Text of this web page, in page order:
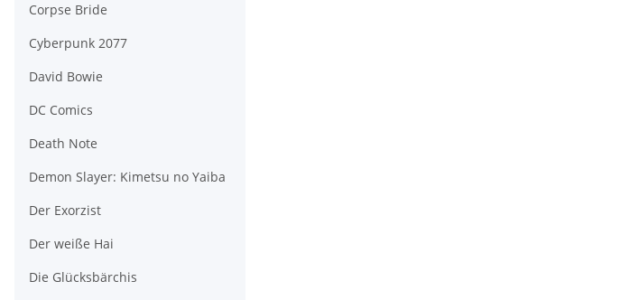
Corpse Bride
Cyberpunk 2077
David Bowie
DC Comics
Death Note
Demon Slayer: Kimetsu no Yaiba
Der Exorzist
Der weiße Hai
Die Glücksbärchis